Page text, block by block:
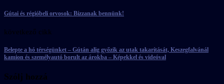
Gútai és régióbeli orvosok: Bízzanak bennünk!
következő cikk
Belepte a hó térségünket – Gútán alig győzik az utak takarítását, Keszegfalvánál
kamion és személyautó borult az árokba – Képekkel és videóval
Szólj hozzá